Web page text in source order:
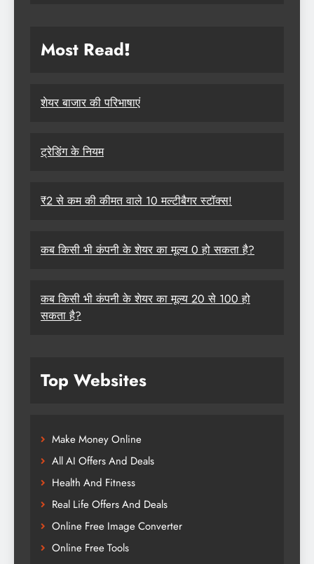
Most Read!
शेयर बाजार की परिभाषाएं
ट्रेडिंग के नियम
₹2 से कम की कीमत वाले 10 मल्टीबैगर स्टॉक्स!
कब किसी भी कंपनी के शेयर का मूल्य 0 हो सकता है?
कब किसी भी कंपनी के शेयर का मूल्य 20 से 100 हो
सकता है?
Top Websites
Make Money Online
All AI Offers And Deals
Health And Fitness
Real Life Offers And Deals
Online Free Image Converter
Online Free Tools